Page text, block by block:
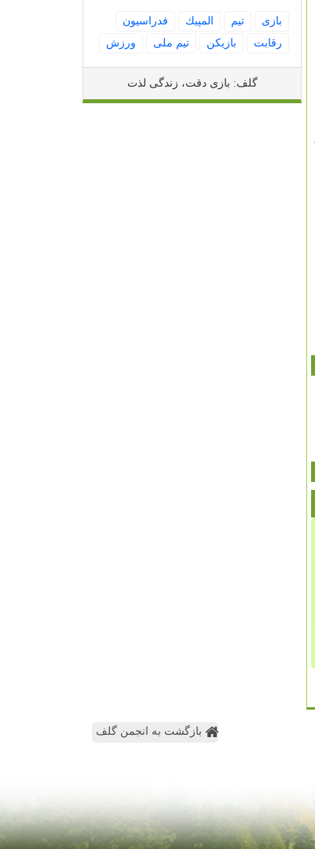
بازی تیم المپیك
فدراسیون
رقابت
بازیكن تیم ملی ورزش
گلف: بازی دقت، زندگی لذت
بازگشت به انجمن گلف